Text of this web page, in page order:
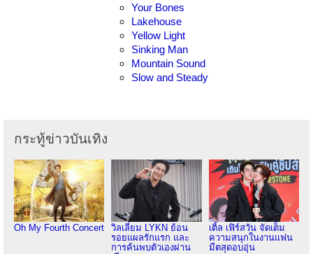
Your Bones
Lakehouse
Yellow Light
Sinking Man
Mountain Sound
Slow and Steady
กระทู้ข่าวบันเทิง
Oh My Fourth Concert
วิลเลี่ยม LYKN ย้อน
รอยแผลรักแรก และ
การค้นพบตัวเองผ่าน
เติ้ล เฟิร์สวัน จัดเต็ม
ความสนุกในงานแฟน
มีตสุดอบอุ่น